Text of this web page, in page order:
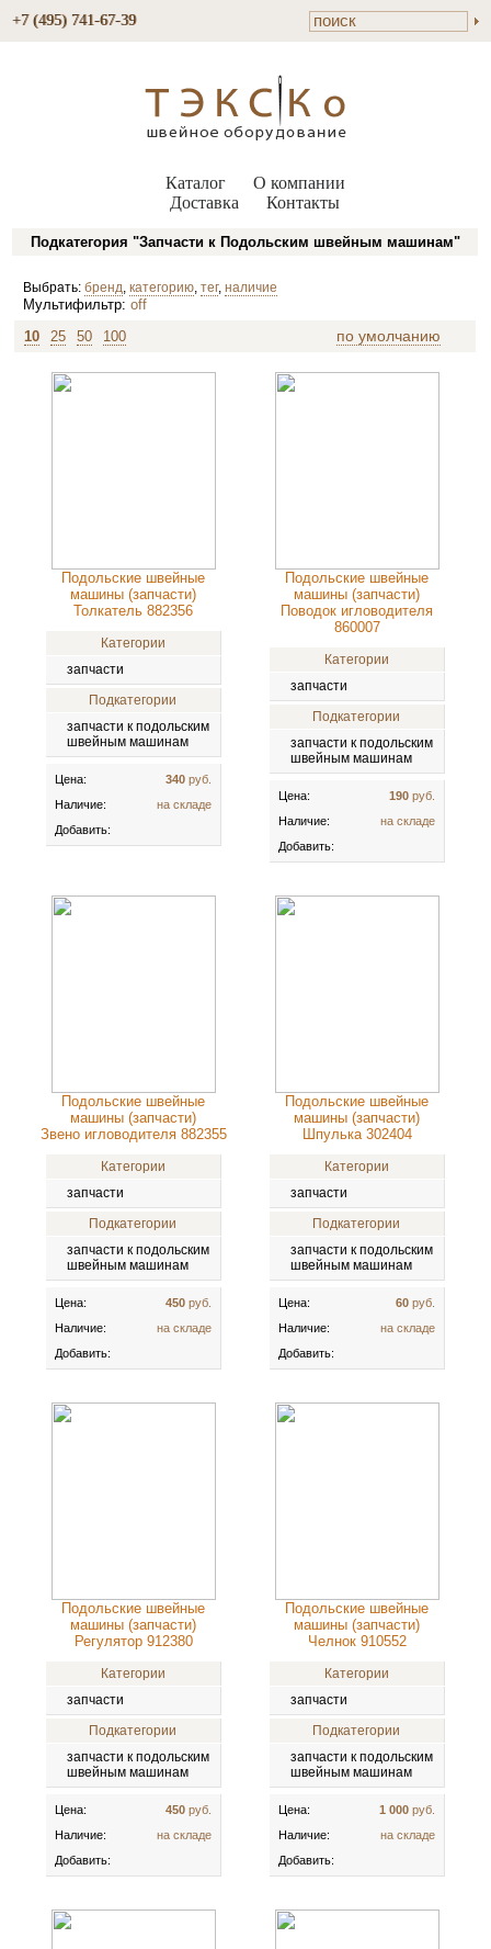
+7 (495) 741-67-39
Каталог
О компании
Доставка
Контакты
Подкатегория "Запчасти к Подольским швейным машинам"
Выбрать:бренд,категорию,тег,наличие
Мультифильтр:off
10
25 50 100 по умолчанию
Подольские швейные
машины (запчасти)
Толкатель 882356
Категории
запчасти
Подкатегории
запчасти к подольским
швейным машинам
Цена: 340руб.
Наличие:
на складе
Добавить:
Подольские швейные
машины (запчасти)
Поводок игловодителя
860007
Категории
запчасти
Подкатегории
запчасти к подольским
швейным машинам
Цена: 190руб.
Наличие:
на складе
Добавить:
Подольские швейные
машины (запчасти)
Звено игловодителя 882355
Категории
запчасти
Подкатегории
запчасти к подольским
швейным машинам
Цена: 450руб.
Наличие:
на складе
Добавить:
Подольские швейные
машины (запчасти)
Шпулька 302404
Категории
запчасти
Подкатегории
запчасти к подольским
швейным машинам
Цена: 60руб.
Наличие:
на складе
Добавить:
Подольские швейные
машины (запчасти)
Регулятор 912380
Категории
запчасти
Подкатегории
запчасти к подольским
швейным машинам
Цена: 450руб.
Наличие:
на складе
Добавить:
Подольские швейные
машины (запчасти)
Челнок 910552
Категории
запчасти
Подкатегории
запчасти к подольским
швейным машинам
Цена: 1 000руб.
Наличие:
на складе
Добавить: